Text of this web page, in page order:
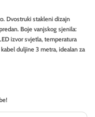
Dvostruki stakleni dizajn
Boje vanjskog sjenila:
izvor svjetla, temperatura
duljine 3 metra, idealan za